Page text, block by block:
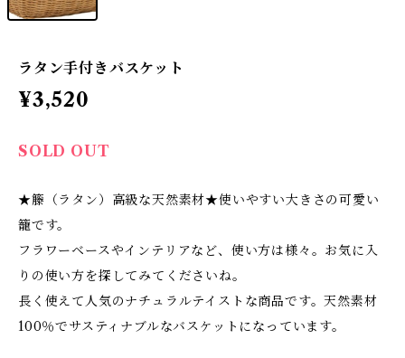
ラタン手付きバスケット
¥3,520
SOLD OUT
★籐（ラタン）高級な天然素材★使いやすい大きさの可愛い
籠です。
フラワーベースやインテリアなど、使い方は様々。お気に入
りの使い方を探してみてくださいね。
長く使えて人気のナチュラルテイストな商品です。天然素材
100％でサスティナブルなバスケットになっています。